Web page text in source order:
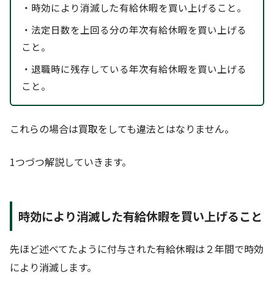
・時効により消滅した有給休暇を買い上げること。
・法定日数を上回る分の年次有給休暇を買い上げる
こと。
・退職時に残存している年次有給休暇を買い上げる
こと。
これらの場合は買取をしても違法とはなりません。
1つづつ解説していきます。
時効により消滅した有給休暇を買い上げること
先ほど述べてたように付与された有給休暇は２年間で時効
により消滅します。